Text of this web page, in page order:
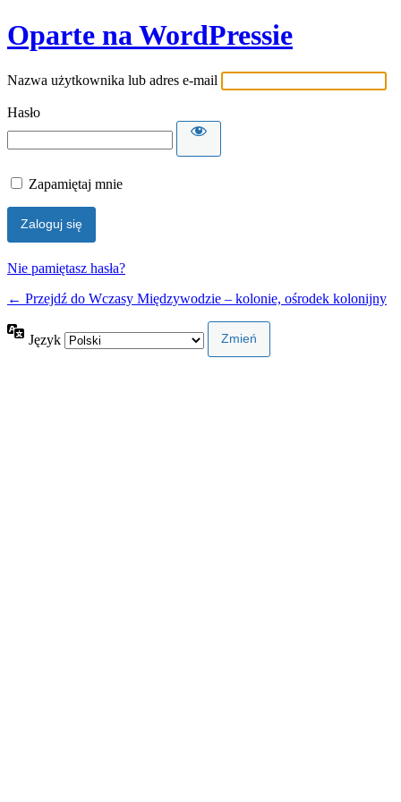
Oparte na WordPressie
Nazwa użytkownika lub adres e-mail
Hasło
Zapamiętaj mnie
Nie pamiętasz hasła?
← Przejdź do Wczasy Międzywodzie – kolonie, ośrodek kolonijny
Język